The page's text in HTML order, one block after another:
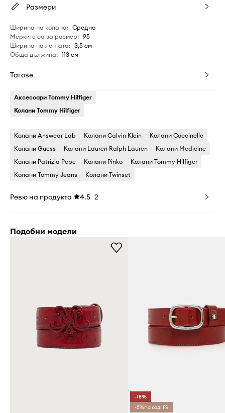
Размери
Ширина на колана: Средно
Мерките са за размер: 95
Ширина на лентата: 3,5 см
Обща дължина: 113 см
Тагове
Аксесоари Tommy Hilfiger
Колани Tommy Hilfiger
Колани Answear Lab Колани Calvin Klein
Колани Coccinelle
Колани Guess
Колани Lauren Ralph Lauren
Колани Medicine
Колани Patrizia Pepe
Колани Pinko
Колани Tommy Hilfiger
Колани Tommy Jeans
Колани Twinset
Ревю на продукта 4.5 2
Подобни модели
-18%
-5%* с код: FS